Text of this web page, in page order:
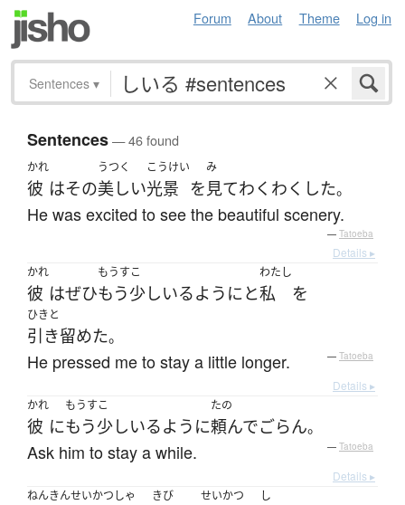
Forum About Theme Log in
Sentences ▾
Sentences— 46 found
かれ
彼 はその
うつく
美しい
こうけい
光景 を
み
見てわくわく した。
He was excited to see the beautiful scenery.
— Tatoeba
Details ▸
かれ
彼 はぜひ
もうすこ
もう少しいるようにと
わたし
私 を
ひきと
引き留めた。
He pressed me to stay a little longer. — Tatoeba
Details ▸
かれ
彼 に
もうすこ
もう少しいるように
たの
頼んでごらん。
Ask him to stay a while. — Tatoeba
Details ▸
ねんきんせいかつしゃ きび せいかつ し